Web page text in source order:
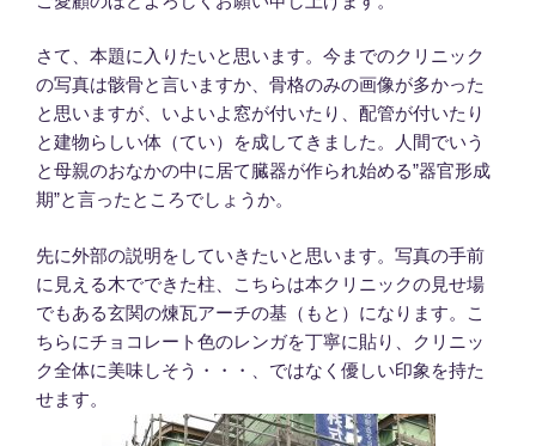
さて、本題に入りたいと思います。今までのクリニック
の写真は骸骨と言いますか、骨格のみの画像が多かった
と思いますが、いよいよ窓が付いたり、配管が付いたり
と建物らしい体（てい）を成してきました。人間でいう
と母親のおなかの中に居て臓器が作られ始める”器官形成
期”と言ったところでしょうか。
先に外部の説明をしていきたいと思います。写真の手前
に見える木でできた柱、こちらは本クリニックの見せ場
でもある玄関の煉瓦アーチの基（もと）になります。こ
ちらにチョコレート色のレンガを丁寧に貼り、クリニッ
ク全体に美味しそう・・・、ではなく優しい印象を持た
せます。